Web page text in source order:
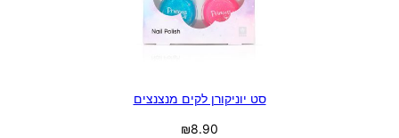
סט יוניקורן לקים מנצנצים
₪8.90